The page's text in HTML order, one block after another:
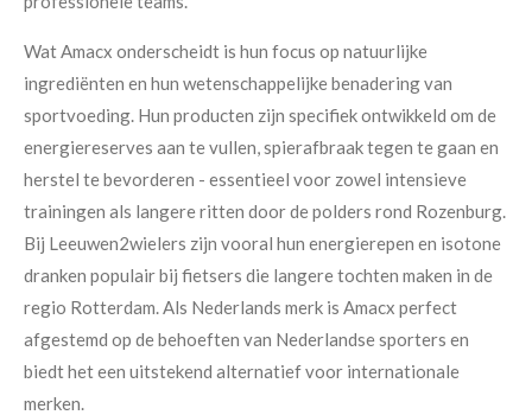
Wat Amacx onderscheidt is hun focus op natuurlijke
ingrediënten en hun wetenschappelijke benadering van
sportvoeding. Hun producten zijn specifiek ontwikkeld om de
energiereserves aan te vullen, spierafbraak tegen te gaan en
herstel te bevorderen - essentieel voor zowel intensieve
trainingen als langere ritten door de polders rond Rozenburg.
Bij Leeuwen2wielers zijn vooral hun energierepen en isotone
dranken populair bij fietsers die langere tochten maken in de
regio Rotterdam. Als Nederlands merk is Amacx perfect
afgestemd op de behoeften van Nederlandse sporters en
biedt het een uitstekend alternatief voor internationale
merken.